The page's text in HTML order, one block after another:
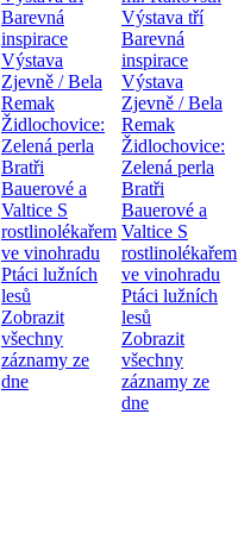
Barevná
inspirace
Výstava
Zjevně / Bela
Remak
Židlochovice:
Zelená perla
Bratři
Bauerové a
Valtice S
rostlinolékařem
ve vinohradu
Ptáci lužních
lesů
Zobrazit
všechny
záznamy ze
dne
Výstava tří
Barevná
inspirace
Výstava
Zjevně / Bela
Remak
Židlochovice:
Zelená perla
Bratři
Bauerové a
Valtice S
rostlinolékařem
ve vinohradu
Ptáci lužních
lesů
Zobrazit
všechny
záznamy ze
dne